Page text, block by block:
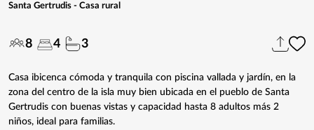
Santa Gertrudis - Casa rural
8 4 3
Casa ibicenca cómoda y tranquila con piscina vallada y jardín, en la
zona del centro de la isla muy bien ubicada en el pueblo de Santa
Gertrudis con buenas vistas y capacidad hasta 8 adultos más 2
niños, ideal para familias.